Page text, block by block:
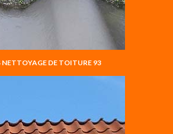
NETTOYAGE DE TOITURE 93